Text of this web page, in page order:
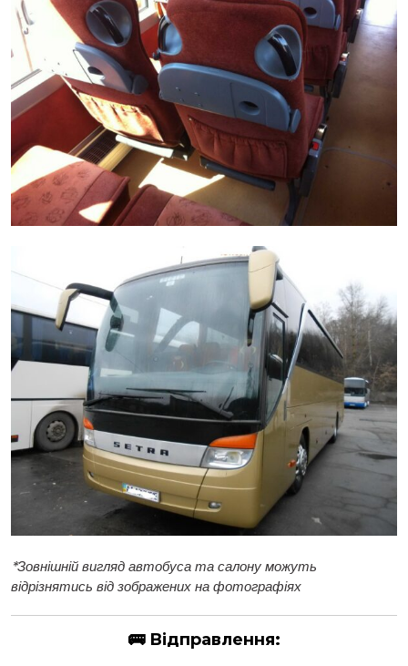
*Зовнішній вигляд автобуса та салону можуть
відрізнятись від зображених на фотографіях
🚌 Відправлення: